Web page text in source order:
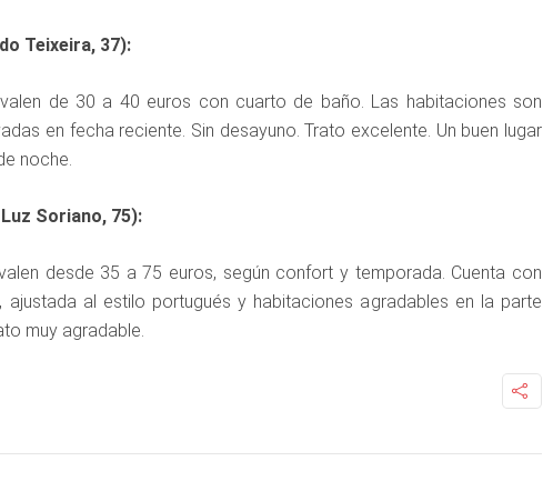
Teixeira, 37):
de 30 a 40 euros con cuarto de baño. Las habitaciones son
en fecha reciente. Sin desayuno. Trato excelente. Un buen lugar
noche.
Soriano, 75):
desde 35 a 75 euros, según confort y temporada. Cuenta con
ajustada al estilo portugués y habitaciones agradables en la parte
muy agradable.